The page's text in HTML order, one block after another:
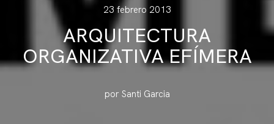
23 febrero 2013
ARQUITECTURA
ORGANIZATIVA EFÍMERA
por Santi Garcia